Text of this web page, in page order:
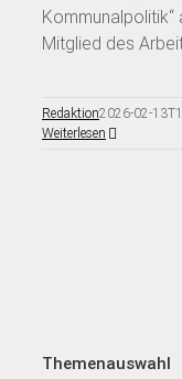
Mitglied des
Redaktion2026-02-
Weiterlesen
Themenauswahl